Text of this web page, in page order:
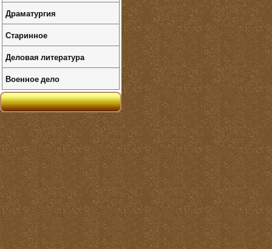
Драматургия
Старинное
Деловая литература
Военное дело